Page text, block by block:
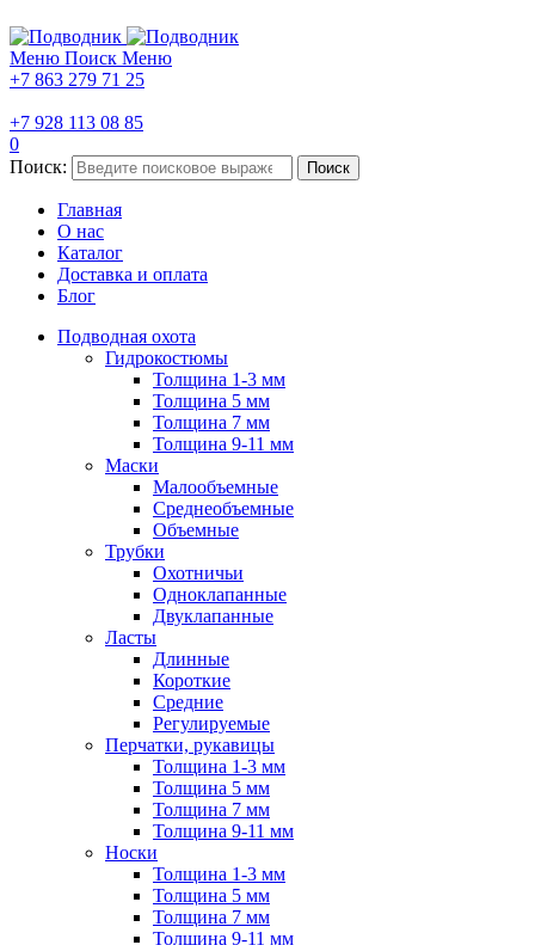
Меню Поиск Меню
+7 863 279 71 25
+7 928 113 08 85
0
Поиск:
Поиск
Главная
О нас
Каталог
Доставка и оплата
Блог
Подводная охота
Гидрокостюмы
Толщина 1-3 мм
Толщина 5 мм
Толщина 7 мм
Толщина 9-11 мм
Маски
Малообъемные
Среднеобъемные
Объемные
Трубки
Охотничьи
Одноклапанные
Двуклапанные
Ласты
Длинные
Короткие
Средние
Регулируемые
Перчатки, рукавицы
Толщина 1-3 мм
Толщина 5 мм
Толщина 7 мм
Толщина 9-11 мм
Носки
Толщина 1-3 мм
Толщина 5 мм
Толщина 7 мм
Толщина 9-11 мм